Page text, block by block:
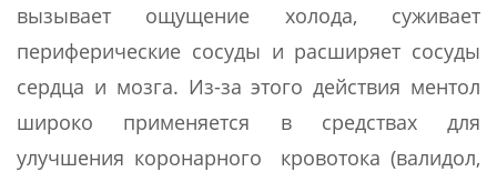
вызывает ощущение холода, суживает
периферические сосуды и расширяет сосуды
сердца и мозга. Из-за этого действия ментол
широко применяется в средствах для
улучшения коронарного кровотока (валидол,